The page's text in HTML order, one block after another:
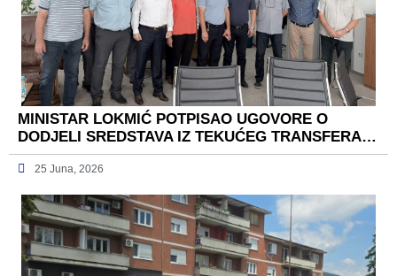
MINISTAR LOKMIĆ POTPISAO UGOVORE O
DODJELI SREDSTAVA IZ TEKUĆEG TRANSFERA…
25 Juna, 2026